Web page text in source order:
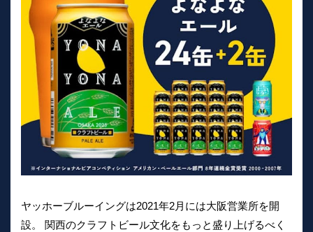
ヤッホーブルーイングは2021年2月には大阪営業所を開
設。 関西のクラフトビール文化をもっと盛り上げるべく